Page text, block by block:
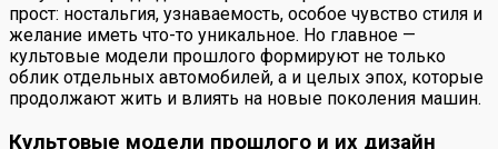
прост: ностальгия, узнаваемость, особое чувство стиля и
желание иметь что-то уникальное. Но главное —
культовые модели прошлого формируют не только
облик отдельных автомобилей, а и целых эпох, которые
продолжают жить и влиять на новые поколения машин.
Культовые модели прошлого и их дизайн